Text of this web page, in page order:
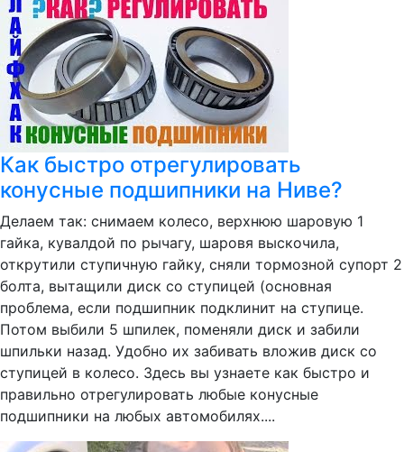
Как быстро отрегулировать
конусные подшипники на Ниве?
Делаем так: снимаем колесо, верхнюю шаровую 1
гайка, кувалдой по рычагу, шаровя выскочила,
открутили ступичную гайку, сняли тормозной супорт 2
болта, вытащили диск со ступицей (основная
проблема, если подшипник подклинит на ступице.
Потом выбили 5 шпилек, поменяли диск и забили
шпильки назад. Удобно их забивать вложив диск со
ступицей в колесо. Здесь вы узнаете как быстро и
правильно отрегулировать любые конусные
подшипники на любых автомобилях....